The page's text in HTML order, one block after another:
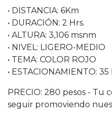
• DISTANCIA: 6Km
• DURACIÓN: 2 Hrs.
• ALTURA: 3,106 msnm
• NIVEL: LIGERO-MEDIO
• TEMA: COLOR ROJO
• ESTACIONAMIENTO: 35
PRECIO: 280 pesos - Tu
seguir promoviendo